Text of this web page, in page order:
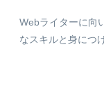
Webライターに向
なスキルと身につ